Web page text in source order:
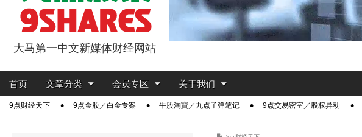
9点股票
大马第一中文新媒体财经网站
Main
Skip
content
首页 文章分类 会员专区 关于我们
Sub9点财经天下 9点金股／白金专案 牛股淘寶／九点子弹笔记 9点交易密室／股权异动